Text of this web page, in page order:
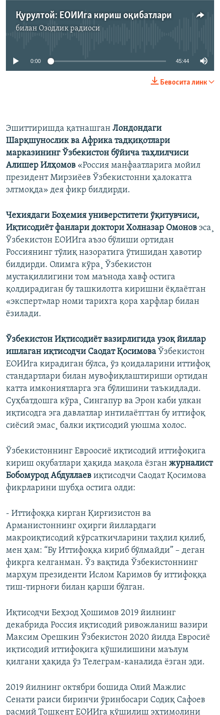
Қурултой: ЕОИИга кириш оқибатлари
билан Озодлик радиоси
Айни дамда медиа-манба мавжуд эмас
0:00 45:44
Бевосита линк
Эшиттиришда қатнашган Лондондаги
Шарқшунослик ва Африка тадқиқотлари
марказининг Ўзбекистон бўйича таҳлилчиси
Алишер Илҳомов «Россия манфаатларига мойил
президент Мирзиëев Ўзбекистонни ҳалокатга
элтмоқда» дея фикр билдирди.
Чехиядаги Боҳемия универститети ўқитувчиси,
Иқтисодиёт фанлари доктори Холназар Омонов эса¸
Ўзбекистон ЕОИИга аъзо бўлиши ортидан
Россиянинг тўлиқ назоратига ўтишидан ҳавотир
билдирди. Олимга кўра¸ Ўзбекистон
мустақиллигини том маънода хавф остига
қолдирадиган бу ташкилотга киришни ëқлаëтган
«эксперт»лар номи тарихга қора харфлар билан
ëзилaди.
Ўзбекистон Иқтисодиëт вазирлигида узоқ йиллар
ишлаган иқтисодчи Саодат Қосимова Ўзбекистон
ЕОИИга кирадиган бўлса, ўз қоидаларини иттифоқ
стандартлари билан мувофиқлаштириши ортидан
катта имкониятларга эга бўлишини таъкидлади.
Суҳбатдошга кўра¸ Сингапур ва Эрон каби улкан
иқтисодга эга давлатлар интилаëтгтан бу иттифоқ
сиëсий эмас¸ балки иқтисодий уюшма холос.
Ўзбекистоннинг Евроосиё иқтисодий иттифоқига
кириш оқубатлари ҳақида мақола ëзган журналист
Бобомурод Абдуллаев иқтисодчи Саодат Қосимова
фикрларини шубҳа остига олди:
- Иттифоққа кирган Қирғизистон ва
Арманистоннинг оҳирги йиллардаги
макроиқтисодий кўрсаткичларини таҳлил қилиб,
мен ҳам: “Бу Иттифоққа кириб бўлмайди” – деган
фикрга келганман. Ўз вақтида Ўзбекистоннинг
марҳум президенти Ислом Каримов бу иттифоққа
тиш-тирноғи билан қарши бўлган.
Иқтисодчи Беҳзод Ҳошимов 2019 йилнинг
декабрида Россия иқтисодий ривожланиш вазири
Максим Орешкин Ўзбекистон 2020 йилда Евросиё
иқтисодий иттифоқига қўшилишини маълум
қилгани ҳақида ўз Телеграм-каналида ёзган эди.
2019 йилнинг октябри бошида Олий Мажлис
Сенати раиси биринчи ўринбосари Содиқ Сафоев
расмий Тошкент ЕОИИга қўшилиш эҳтимолини